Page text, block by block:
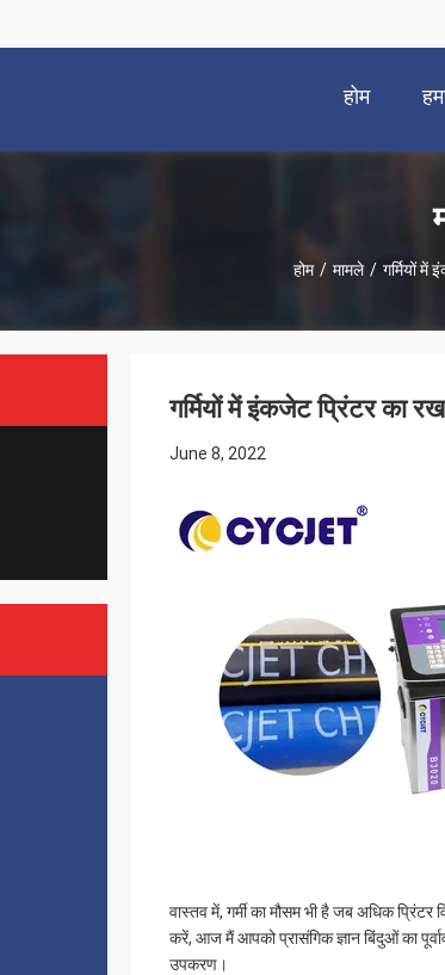
होम
होम / मामले / गर्मियों
गर्मियों में इंकजेट प्रिंटर का
June 8, 2022
वास्तव में, गर्मी का मौसम भी है जब अधिक
करें, आज मैं आपको प्रासंगिक ज्ञान बिंदुओं का
उपकरण।